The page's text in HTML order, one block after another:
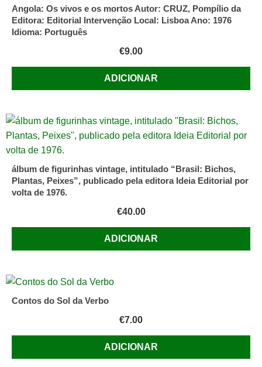
Angola: Os vivos e os mortos Autor: CRUZ, Pompílio da
Editora: Editorial Intervenção Local: Lisboa Ano: 1976
Idioma: Português
€9.00
ADICIONAR
álbum de figurinhas vintage, intitulado “Brasil: Bichos,
Plantas, Peixes”, publicado pela editora Ideia Editorial por
volta de 1976.
€40.00
ADICIONAR
Contos do Sol da Verbo
€7.00
ADICIONAR